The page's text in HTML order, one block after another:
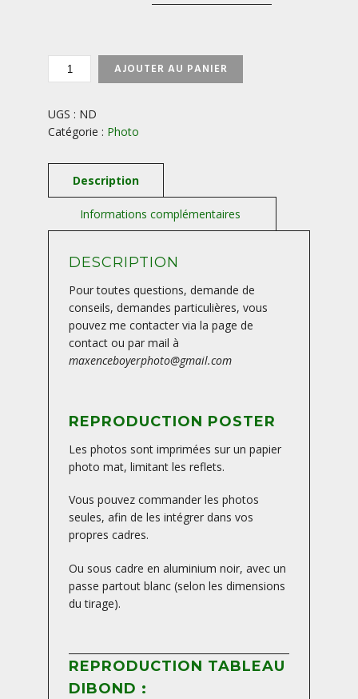
QUANTITÉ
DE
CIME-
DOLOMITES-
ITALIE
AJOUTER AU PANIER
UGS : ND
Catégorie : Photo
DESCRIPTION
Pour toutes questions, demande de
conseils, demandes particulières, vous
pouvez me contacter via la page de
contact ou par mail à
maxenceboyerphoto@gmail.com
REPRODUCTION POSTER
Les photos sont imprimées sur un papier
photo mat, limitant les reflets.
Vous pouvez commander les photos
seules, afin de les intégrer dans vos
propres cadres.
Ou sous cadre en aluminium noir, avec un
passe partout blanc (selon les dimensions
du tirage).
REPRODUCTION TABLEAU
DIBOND :